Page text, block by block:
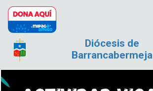
Pasar al contenido principal
Diócesis de
Barrancabermeja